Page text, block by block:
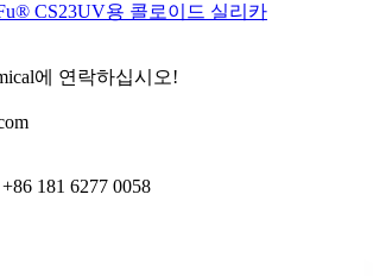
CS23UV용 콜로이드 실리카
에 연락하십시오!
181 6277 0058